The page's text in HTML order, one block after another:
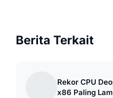
Berita Terkait
Rekor CPU
x86 Paling